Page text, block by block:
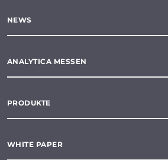
NEWS
ANALYTICA MESSEN
PRODUKTE
WHITE PAPER